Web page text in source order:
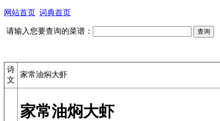
网站首页 词典首页
请输入您要查询的菜谱：
诗
文
家常油焖大虾
家常油焖大虾